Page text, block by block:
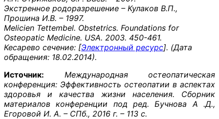
Экстренное родоразрешение – Кулаков В.П.,
Прошина И.В. – 1997.
Melicien Tettembel. Obstetrics. Foundations for
Osteopatic Medicine. USA. 2003. 450-461.
Кесарево сечение: [Электронный ресурс]. (Дата
обращения: 18.02.2014).
Источник:
Международная остеопатическая
конференция: Эффективность остеопатии в аспектах
здоровья и качества жизни населения. Сборник
материалов конференции под ред. Бучнова А .Д.,
Егоровой И. А. – СПб., 2016 г. – 113 с.